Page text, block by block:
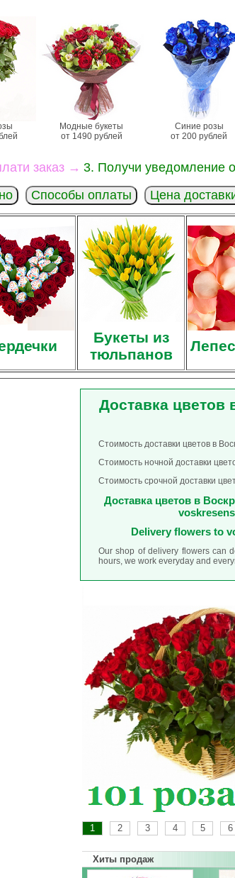
Модные букеты
от 1490 рублей
Синие розы
от 200 рублей
заказ → 3. Получи уведомление
Способы оплаты Цена
Букеты из
тюльпанов
Доставка цветов
Стоимость доставки цветов в
Стоимость ночной доставки
Стоимость срочной доставки
Доставка цветов в
Delivery flowers to
Our shop of delivery flowers can
hours, we work everyday and
1 2 3 4 5 6
Хиты продаж